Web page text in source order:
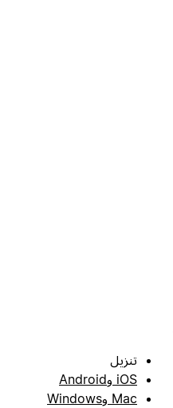
تنزيل
iOS وAndroid
Mac وWindows